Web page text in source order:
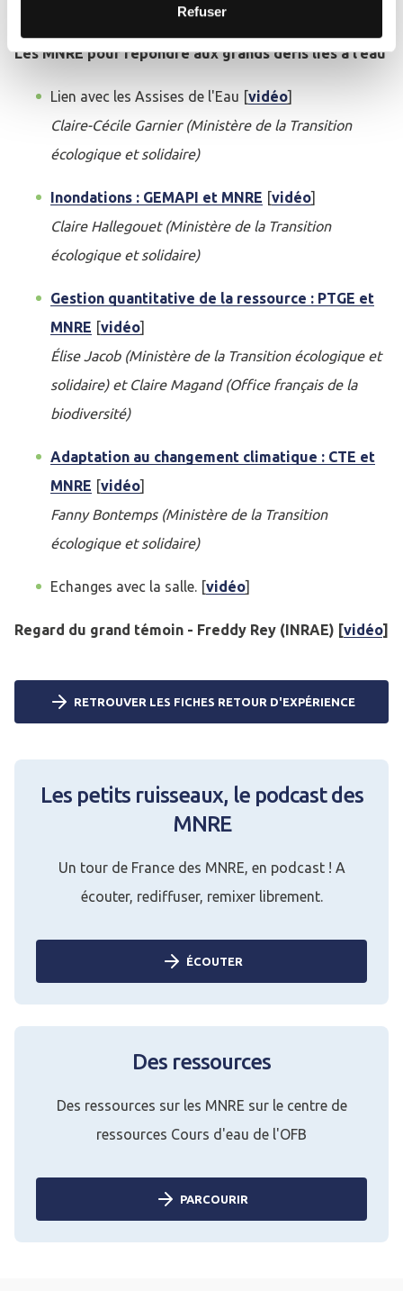
Refuser
Echanges avec la salle. [vidéo
Les MNRE pour répondre aux grands défis liés à l’eau
Lien avec les Assises de l'Eau [vidéo]
Claire-Cécile Garnier (Ministère de la Transition
écologique et solidaire)
Inondations : GEMAPI et MNRE [vidéo]
Claire Hallegouet (Ministère de la Transition
écologique et solidaire)
Gestion quantitative de la ressource : PTGE et
MNRE [vidéo]
Élise Jacob (Ministère de la Transition écologique et
solidaire) et Claire Magand (Office français de la
biodiversité)
Adaptation au changement climatique : CTE et
MNRE [vidéo]
Fanny Bontemps (Ministère de la Transition
écologique et solidaire)
Echanges avec la salle. [vidéo]
Regard du grand témoin - Freddy Rey (INRAE) [vidéo]
RETROUVER LES FICHES RETOUR D'EXPÉRIENCE
Les petits ruisseaux, le podcast des
MNRE
Un tour de France des MNRE, en podcast ! A
écouter, rediffuser, remixer librement.
ÉCOUTER
Des ressources
Des ressources sur les MNRE sur le centre de
ressources Cours d'eau de l'OFB
PARCOURIR